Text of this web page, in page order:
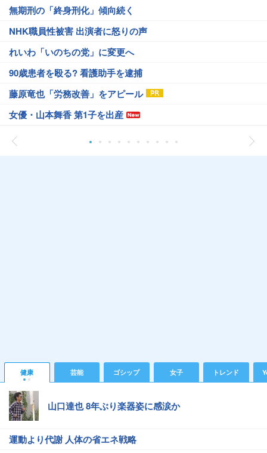
無期刑の「終身刑化」傾向続く
NHK職員性被害 出演者に怒りの声
れいわ「いのちの党」に変更へ
90歳患者を殴る? 看護助手を逮捕
藤原竜也「労務改善」をアピール
女優・山本舞香 第1子を出産
健康 芸能 ゴシップ 女子 トレンド
山口達也 8年ぶり楽器姿に感涙か
運動より代謝 人体の省エネ戦略